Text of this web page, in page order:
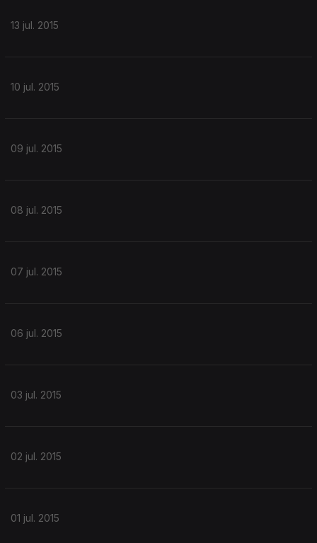
13 jul. 2015
10 jul. 2015
09 jul. 2015
08 jul. 2015
07 jul. 2015
06 jul. 2015
03 jul. 2015
02 jul. 2015
01 jul. 2015